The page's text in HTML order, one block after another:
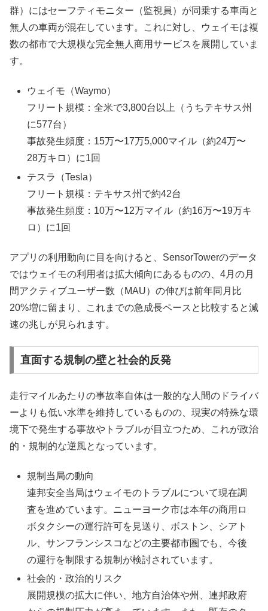
群）にはセーフティモニター（監視員）が同乗する車両と
無人の車両が混在しています。これに対し、ウェイモは複
数の都市で大規模な完全無人商用サービスを展開していま
す。
ウェイモ（Waymo）
フリート規模：全米で3,800台以上（うちテキサス州
に577台）
事故発生頻度：15万〜17万5,000マイル（約24万〜
28万キロ）に1回
テスラ（Tesla）
フリート規模：テキサス州で約42台
事故発生頻度：10万〜12万マイル（約16万〜19万キ
ロ）に1回
アプリの利用動向に目を向けると、SensorTowerのデータ
ではウェイモの利用者は拡大傾向にあるものの、4月の月
間アクティブユーザー数（MAU）の伸びは前年同月比
20%増に留まり、これまでの急成長ペースと比較すると減
速の兆しが見られます。
直面する規制の壁と社会的反発
走行マイルあたりの事故率自体は一般的な人間のドライバ
ーよりも低い水準を維持しているものの、現実の特殊な環
境下で発生する事故やトラブルが目立つため、これが政治
的・規制的な逆風となっています。
規制当局の動向
連邦安全当局はウェイモのトラブルについて現在調
査を進めています。ニューヨーク市は本年の商用ロ
ボタクシーの運行許可を見送り、ボストン、シアト
ル、サンフランシスコなどの主要都市圏でも、今後
の運行を制限する規制が検討されています。
社会的・政治的リスク
展開規模の拡大に伴い、地方自治体や州、連邦政府